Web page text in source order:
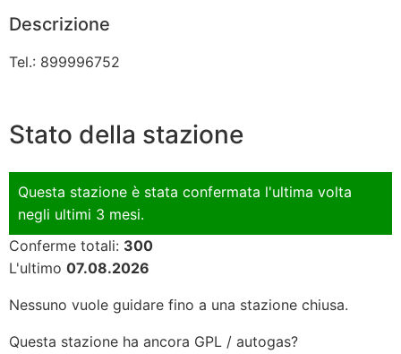
Descrizione
Tel.: 899996752
Stato della stazione
Questa stazione è stata confermata l'ultima volta
negli ultimi 3 mesi.
Conferme totali: 300
L'ultimo 07.08.2026
Nessuno vuole guidare fino a una stazione chiusa.
Questa stazione ha ancora GPL / autogas?